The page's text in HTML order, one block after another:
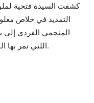
كشفت السيدة فتحية
التمديد في خلاص
اللتي تمر بها البلاد التونسيّة بسبب تفشّي فيروس كورونا.